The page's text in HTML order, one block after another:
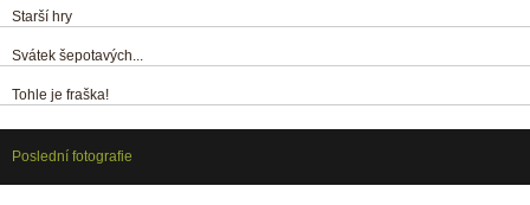
Starší hry
Svátek šepotavých...
Tohle je fraška!
Poslední fotografie